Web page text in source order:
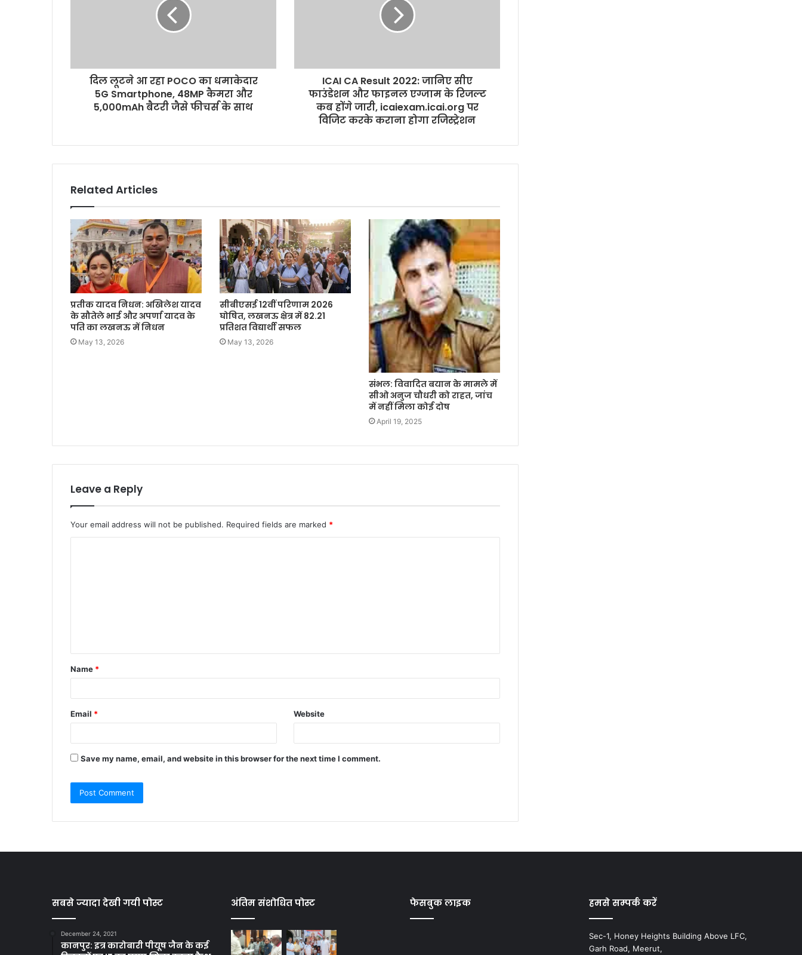
r
दिल लूटने आ रहा POCO का धमाकेदार
5G Smartphone, 48MP कैमरा और
5,000mAh बैटरी जैसे फीचर्स के साथ
ICAI CA Result 2022: जानिए सीए
फाउंडेशन और फाइनल एग्जाम के रिजल्ट
कब होंगे जारी, icaiexam.icai.org पर
विजिट करके कराना होगा रजिस्ट्रेशन
Related Articles
प्रतीक यादव निधन: अखिलेश यादव
के सौतेले भाई और अपर्णा यादव के
पति का लखनऊ में निधन
May 13, 2026
सीबीएसई 12वीं परिणाम 2026
घोषित, लखनऊ क्षेत्र में 82.21
प्रतिशत विद्यार्थी सफल
May 13, 2026
संभल: विवादित बयान के मामले में
सीओ अनुज चौधरी को राहत, जांच
में नहीं मिला कोई दोष
April 19, 2025
Leave a Reply
Your email address will not be published. Required fields are marked *
t
*
Name *
Email * Website
Save my name, email, and website in this browser for the next time I comment.
सबसे ज्यादा देखी गयी पोस्ट
December 24, 2021
कानपुर: इत्र कारोबारी पीयूष जैन के कई
अंतिम संशोधित पोस्ट फेसबुक लाइक हमसे सम्पर्क करें
Sec-1, Honey Heights Building Above LFC,
Garh Road, Meerut,